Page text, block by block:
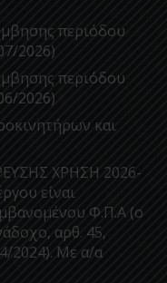
περιόδου
2026)
περιόδου
2026)
και
ΧΡΗΣΗ 2026-
είναι
Φ.Π.Α (ο
αρθ. 45,
2024). Με α/α